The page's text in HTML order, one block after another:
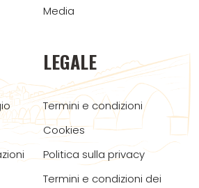
Media
LEGALE
Termini e condizioni
Cookies
Politica sulla privacy
Termini e condizioni dei